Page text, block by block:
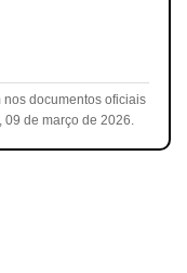
documentos oficiais
09 de março de 2026.